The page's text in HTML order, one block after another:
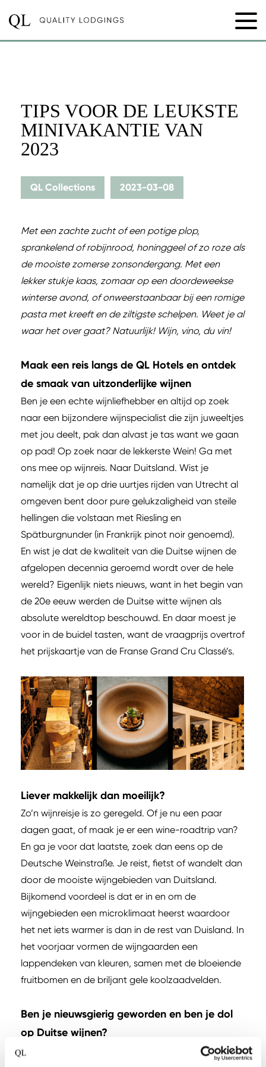
TIPS VOOR DE LEUKSTE
MINIVAKANTIE VAN
2023
QL Collections 2023-03-08
Met een zachte zucht of een potige plop,
sprankelend of robijnrood, honinggeel of zo roze als
de mooiste zomerse zonsondergang. Met een
lekker stukje kaas, zomaar op een doordeweekse
winterse avond, of onweerstaanbaar bij een romige
pasta met kreeft en de ziltigste schelpen. Weet je al
waar het over gaat? Natuurlijk! Wijn, vino, du vin!
Maak een reis langs de QL Hotels en ontdek
de smaak van uitzonderlijke wijnen
Ben je een echte wijnliefhebber en altijd op zoek
naar een bijzondere wijnspecialist die zijn juweeltjes
met jou deelt, pak dan alvast je tas want we gaan
op pad! Op zoek naar de lekkerste Wein! Ga met
ons mee op wijnreis. Naar Duitsland. Wist je
namelijk dat je op drie uurtjes rijden van Utrecht al
omgeven bent door pure gelukzaligheid van steile
hellingen die volstaan met Riesling en
Spätburgnunder (in Frankrijk pinot noir genoemd).
En wist je dat de kwaliteit van die Duitse wijnen de
afgelopen decennia geroemd wordt over de hele
wereld? Eigenlijk niets nieuws, want in het begin van
de 20e eeuw werden de Duitse witte wijnen als
absolute wereldtop beschouwd. En daar moest je
voor in de buidel tasten, want de vraagprijs overtrof
het prijskaartje van de Franse Grand Cru Classé’s.
Liever makkelijk dan moeilijk?
Zo’n wijnreisje is zo geregeld. Of je nu een paar
dagen gaat, of maak je er een wine-roadtrip van?
En ga je voor dat laatste, zoek dan eens op de
Deutsche Weinstraße. Je reist, fietst of wandelt dan
door de mooiste wijngebieden van Duitsland.
Bijkomend voordeel is dat er in en om de
wijngebieden een microklimaat heerst waardoor
het net iets warmer is dan in de rest van Duisland. In
het voorjaar vormen de wijngaarden een
lappendeken van kleuren, samen met de bloeiende
fruitbomen en de briljant gele koolzaadvelden.
Ben je nieuwsgierig geworden en ben je dol
op Duitse wijnen?
Dan delen we graag onze leukste plekjes voor een